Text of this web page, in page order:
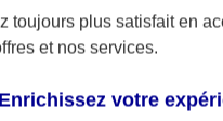
toujours plus satisfait en
et nos services.
Enrichissez votre